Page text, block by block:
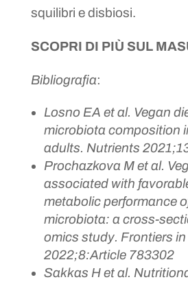
squilibri e disbiosi.
SCOPRI DI PIÙ SUL
Bibliografia:
Losno EA et al. Vegan
microbiota composition
adults. Nutrients
Prochazkova M et al.
associated with
metabolic performance
microbiota: a cross-
omics study. Frontiers
2022;8:Article 783302
Sakkas H et al.